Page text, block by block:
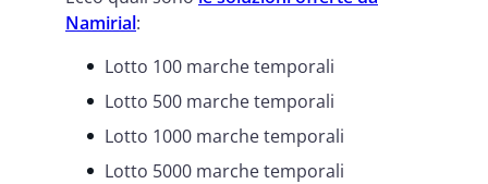
Namirial:
Lotto 100 marche temporali
Lotto 500 marche temporali
Lotto 1000 marche temporali
Lotto 5000 marche temporali